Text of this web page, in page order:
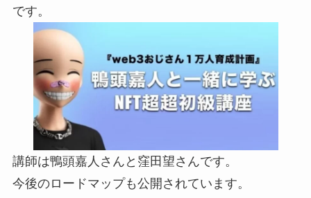
です。
講師は鴨頭嘉人さんと窪田望さんです。
今後のロードマップも公開されています。